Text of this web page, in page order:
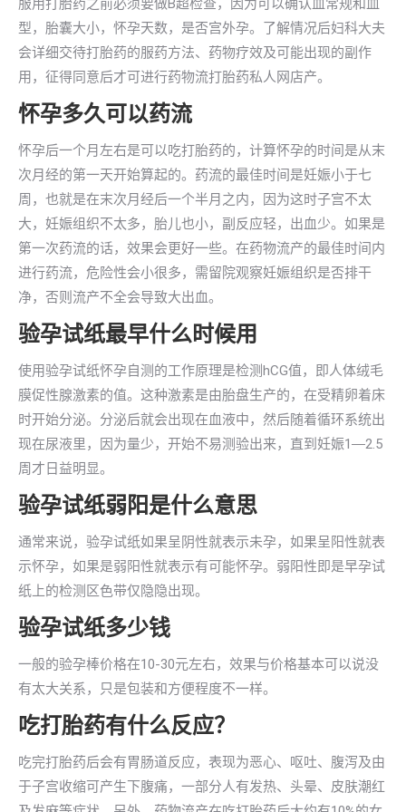
服用打胎药之前必须要做B超检查，因为可以确认血常规和血
型，胎囊大小，怀孕天数，是否宫外孕。了解情况后妇科大夫
会详细交待打胎药的服药方法、药物疗效及可能出现的副作
用，征得同意后才可进行药物流打胎药私人网店产。
怀孕多久可以药流
怀孕后一个月左右是可以吃打胎药的，计算怀孕的时间是从末
次月经的第一天开始算起的。药流的最佳时间是妊娠小于七
周，也就是在末次月经后一个半月之内，因为这时子宫不太
大，妊娠组织不太多，胎儿也小，副反应轻，出血少。如果是
第一次药流的话，效果会更好一些。在药物流产的最佳时间内
进行药流，危险性会小很多，需留院观察妊娠组织是否排干
净，否则流产不全会导致大出血。
验孕试纸最早什么时候用
使用验孕试纸怀孕自测的工作原理是检测hCG值，即人体绒毛
膜促性腺激素的值。这种激素是由胎盘生产的，在受精卵着床
时开始分泌。分泌后就会出现在血液中，然后随着循环系统出
现在尿液里，因为量少，开始不易测验出来，直到妊娠1―2.5
周才日益明显。
验孕试纸弱阳是什么意思
通常来说，验孕试纸如果呈阴性就表示未孕，如果呈阳性就表
示怀孕，如果是弱阳性就表示有可能怀孕。弱阳性即是早孕试
纸上的检测区色带仅隐隐出现。
验孕试纸多少钱
一般的验孕棒价格在10-30元左右，效果与价格基本可以说没
有太大关系，只是包装和方便程度不一样。
吃打胎药有什么反应？
吃完打胎药后会有胃肠道反应，表现为恶心、呕吐、腹泻及由
于子宫收缩可产生下腹痛，一部分人有发热、头晕、皮肤潮红